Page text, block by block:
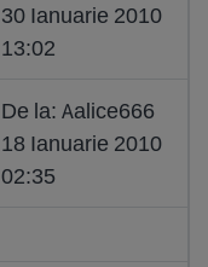
30 Ianuarie 2010
13:02
De la: Aalice666
18 Ianuarie 2010
02:35